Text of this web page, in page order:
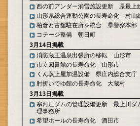
西の前アンダー消雪施設更新 県最上
山形県総合運動公園の長寿命化 村山
柏倉と古舘駐在所を統合 県警察本部
コテージ整備 朝日町
3月14日掲載
消防蔵王温泉出張所の移転 山形市
市立図書館の長寿命化 山形市
くん蒸上屋加温設備 県庄内総合支庁
肘折いでゆ館の長寿命化 大蔵村
3月13日掲載
寒河江ダムの管理設備更新 最上川ダ
理事務所
希望ホールの長寿命化 酒田市